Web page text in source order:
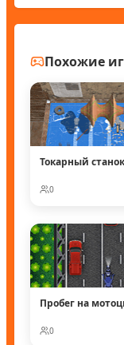
Похожие
Токарный станок
0
Пробег на
0